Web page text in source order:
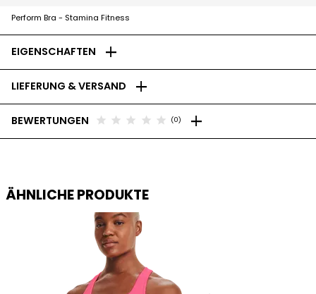
Perform Bra - Stamina Fitness
EIGENSCHAFTEN add
LIEFERUNG & VERSAND add
BEWERTUNGEN star star star star star (0) add
ÄHNLICHE PRODUKTE